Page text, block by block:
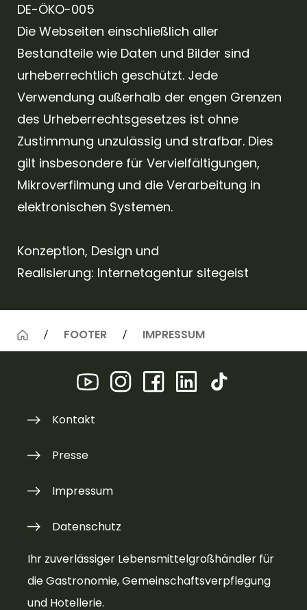
DE-ÖKO-005
Die Webseiten einschließlich aller
Bestandteile wie Daten und Bilder sind
urheberrechtlich geschützt. Jede
Verwendung außerhalb der engen Grenzen
des Urheberrechtsgesetzes ist ohne
Zustimmung unzulässig und strafbar. Dies
gilt insbesondere für Vervielfältigungen,
Mikroverfilmung und die Verarbeitung in
elektronischen Systemen.
Konzeption, Design und
Realisierung: Internetagentur sitegeist
FOOTER IMPRESSUM
Ihr zuverlässiger Lebensmittelgroßhändler für
die Gastronomie, Gemeinschaftsverpflegung
und Hotellerie.
Kontakt
Presse
Impressum
Datenschutz